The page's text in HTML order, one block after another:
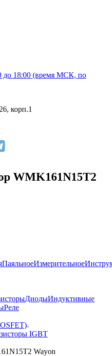
до 18:00 (время МСК, по
корп.1
WMK161N15T2
ПаяльноеИзмерительное
ДиодыИндуктивные
Реле
IGBT
Wayon